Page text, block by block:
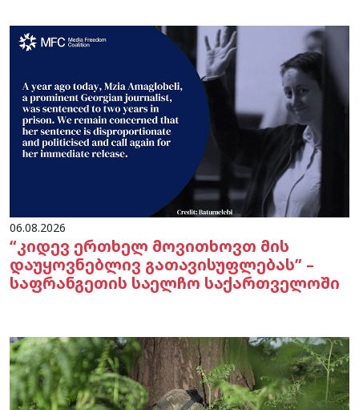
06.08.2026
“კიდევ ერთხელ მოვითხოვთ მის
დაუყოვნებლივ გათავისუფლებას” –
საფრანგეთის საელჩო საქართველოში